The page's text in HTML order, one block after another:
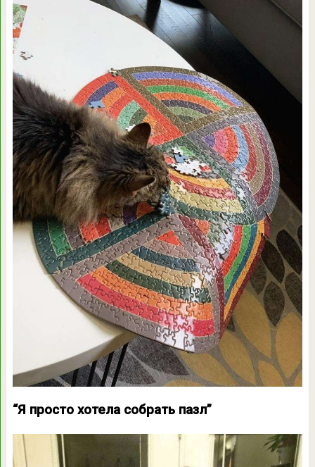
“Я просто хотела собрать пазл”